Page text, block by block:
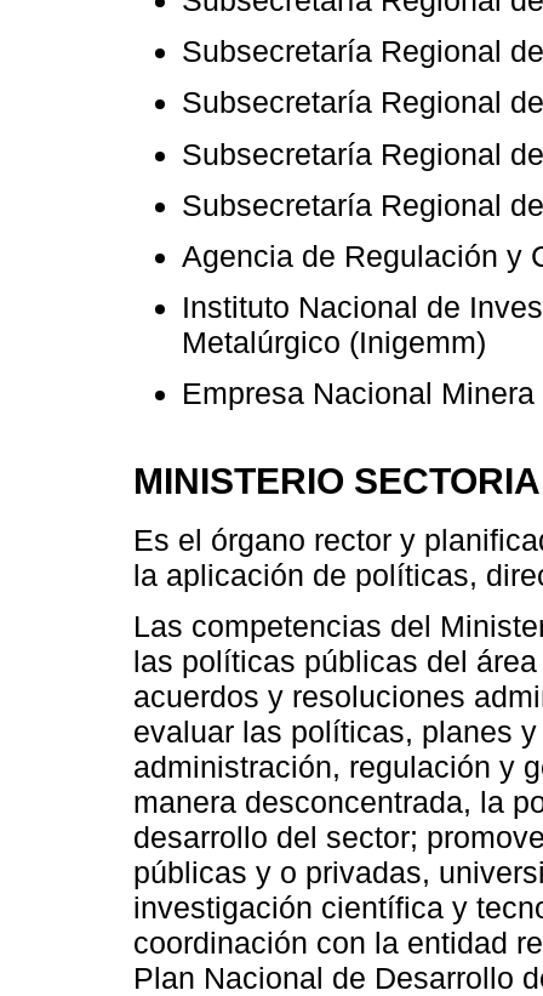
Subsecretaría Regional
Subsecretaría Regional
Subsecretaría Regional
Subsecretaría Regional
Agencia de Regulación y
Instituto Nacional de
Metalúrgico (Inigemm)
Empresa Nacional
MINISTERIO
Es el órgano rector y
la aplicación de políticas,
Las competencias del
las políticas públicas del
acuerdos y resoluciones
evaluar las políticas, planes
administración, regulación y
manera desconcentrada, la
desarrollo del sector;
públicas y o privadas,
investigación científica y
coordinación con la entidad
Plan Nacional de Desarrollo